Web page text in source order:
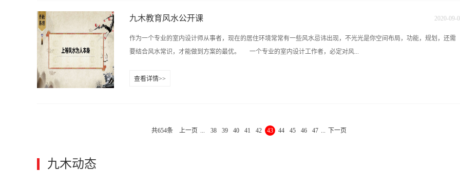
设计手绘特训营，专注于培养行业优秀艺术设计人才，致力于成为国内优秀一线技能人才设计师，立足湖南，相伴湖南，
15387487149在线咨询QQ:1226652874 1006620556 九木教育培训中心官网：http://www.hn9mu.com学校地址：长沙雨花区
香樟路云集国际大厦11楼（樟树屋站下车）
九木教育风水公开课
作为一个专业的室内设计师从事者，现在的居住环境常常有一些风水忌讳出现，不光光是你空间布局，功能，规划，还需
要结合风水常识，才能做到方案的最优。 一个专业的室内设计工作者，必定对风...
13467515852 魏老师：0731-84822319 15387487149在线咨询QQ:1226652874 1006620556 九木教育培训中心官
2020-09-
查看详情>>
共654条 上一页 ... 38 39 40 41 42 43 44 45 46 47 ... 下一页
九木动态